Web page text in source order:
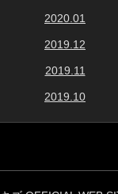
2020.01
2019.12
2019.11
2019.10